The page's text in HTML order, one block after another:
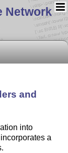
Network
and
into
a